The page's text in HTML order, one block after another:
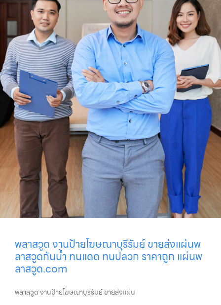
พลาสวูด งานป้ายโฆษณาบุรีรัมย์ ขายส่งแผ่นพ
ลาสวูดกันน้ำ ทนแดด ทนปลวก ราคาถูก แผ่นพ
ลาสวูด.com
พลาสวูด งานป้ายโฆษณาบุรีรัมย์ ขายส่งแผ่น